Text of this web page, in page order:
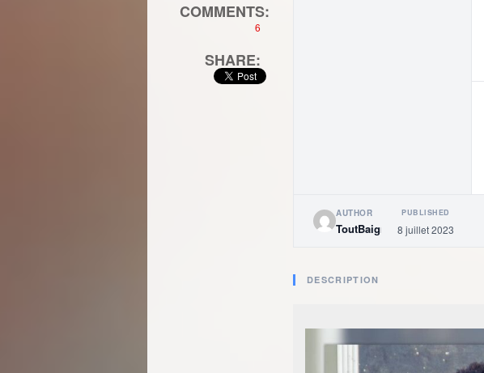
COMMENTS:
6
SHARE:
AUTHOR
ToutBaigne
PUBLISHED
8 juillet 2023
DESCRIPTION